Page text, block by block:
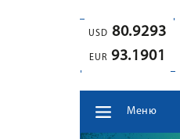
USD 80.9293
EUR 93.1901
Меню